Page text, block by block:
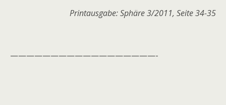
Printausgabe: Sphäre 3/2011, Seite 34-35
——————————————————-